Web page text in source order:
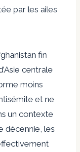
par les ailes
fin
centrale
moins
et ne
un contexte
décennie, les